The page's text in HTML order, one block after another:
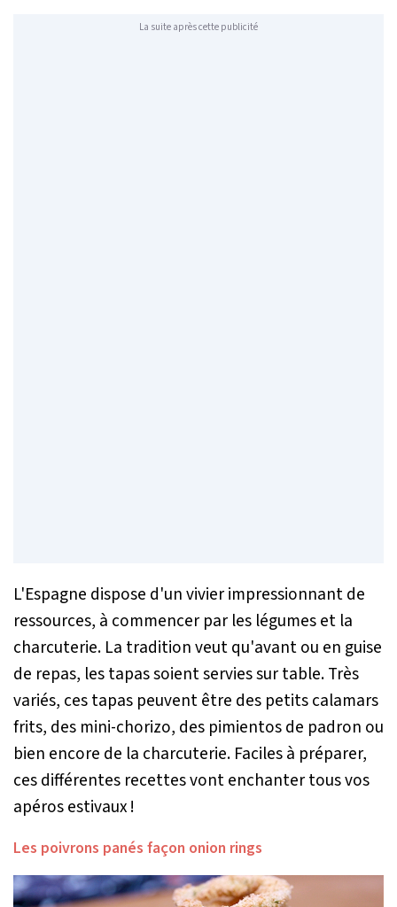
La suite après cette publicité
L'Espagne dispose d'un vivier impressionnant de
ressources, à commencer par les légumes et la
charcuterie. La tradition veut qu'avant ou en guise
de repas, les tapas soient servies sur table. Très
variés, ces tapas peuvent être des petits calamars
frits, des mini-chorizo, des pimientos de padron ou
bien encore de la charcuterie. Faciles à préparer,
ces différentes recettes vont enchanter tous vos
apéros estivaux !
Les poivrons panés façon onion rings